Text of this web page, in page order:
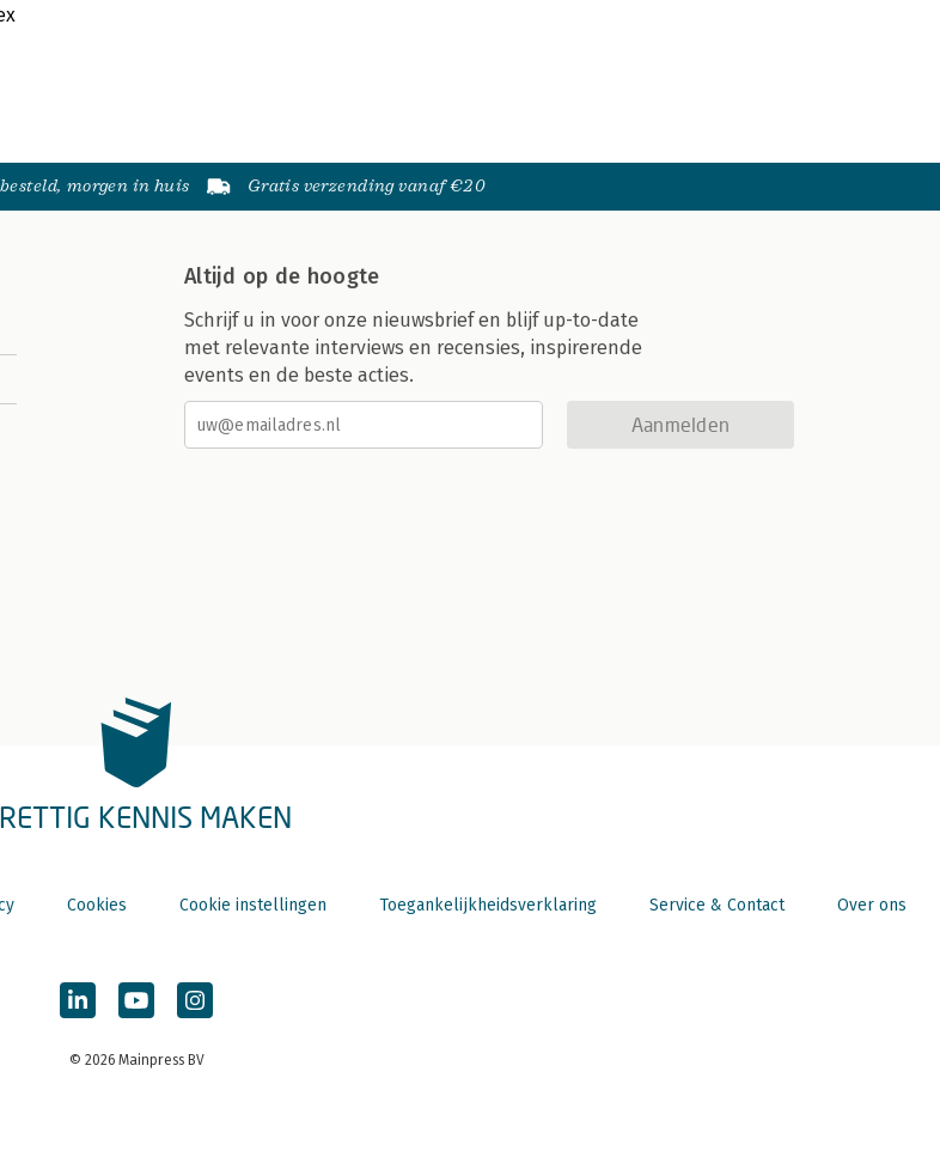
morgen in huis Gratis verzending vanaf €20
Altijd op de hoogte
Schrijf u in voor onze nieuwsbrief en blijf up-to-date
met relevante interviews en recensies, inspirerende
events en de beste acties.
Aanmelden
KENNIS MAKEN
Cookies Cookie instellingen Toegankelijkheidsverklaring Service & Contact Over ons
© 2026 Mainpress BV